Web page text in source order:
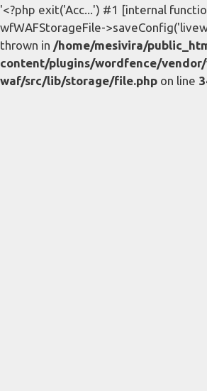
'<?php exit('Acc...') #1 [internal
wfWAFStorageFile-
thrown in /home/mesivira/
content/plugins/wordfence/
waf/src/lib/storage/file.php on line